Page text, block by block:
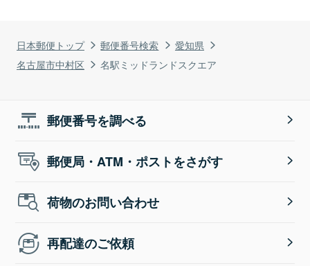
日本郵便トップ 郵便番号検索
愛知県
名古屋市中村区
名駅ミッドランドスクエア
郵便番号を調べる
郵便局・ATM・ポストをさがす
荷物のお問い合わせ
再配達のご依頼